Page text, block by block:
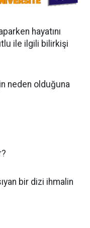
hayatını
ile ilgili bilirkişi
neden olduğuna
bir dizi ihmalin